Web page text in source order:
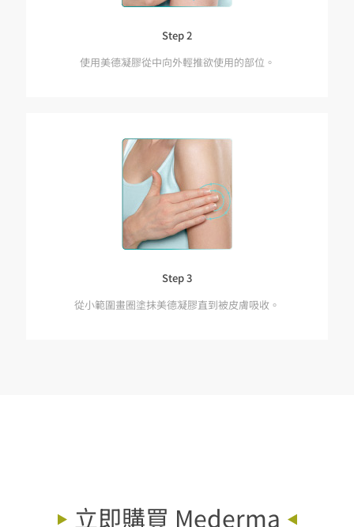
Step 2
使用美德凝膠從中向外輕推欲使用的部位。
Step 3
從小範圍畫圈塗抹美德凝膠直到被皮膚吸收。
立即購買 Mederma